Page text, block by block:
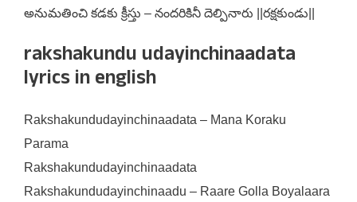
అనుమతించి కడకు క్రీస్తు – నందరికినీ దెల్పినారు ||రక్షకుండు||
rakshakundu udayinchinaadata
lyrics in english
Rakshakundudayinchinaadata – Mana Koraku
Parama
Rakshakundudayinchinaadata
Rakshakundudayinchinaadu – Raare Golla Boyalaara